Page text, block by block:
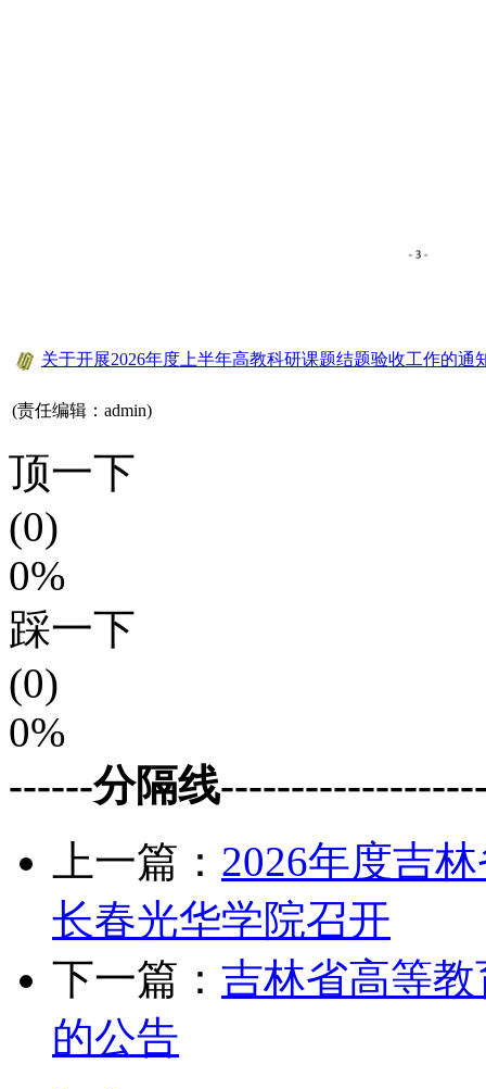
关于开展2026年度上半年高教科研课题结题验收工作的通
(责任编辑：admin)
顶一下
(0)
0%
踩一下
(0)
0%
------分隔线
上一篇： 2026年度吉
长春光华学院召开
下一篇： 吉林省高等
的公告